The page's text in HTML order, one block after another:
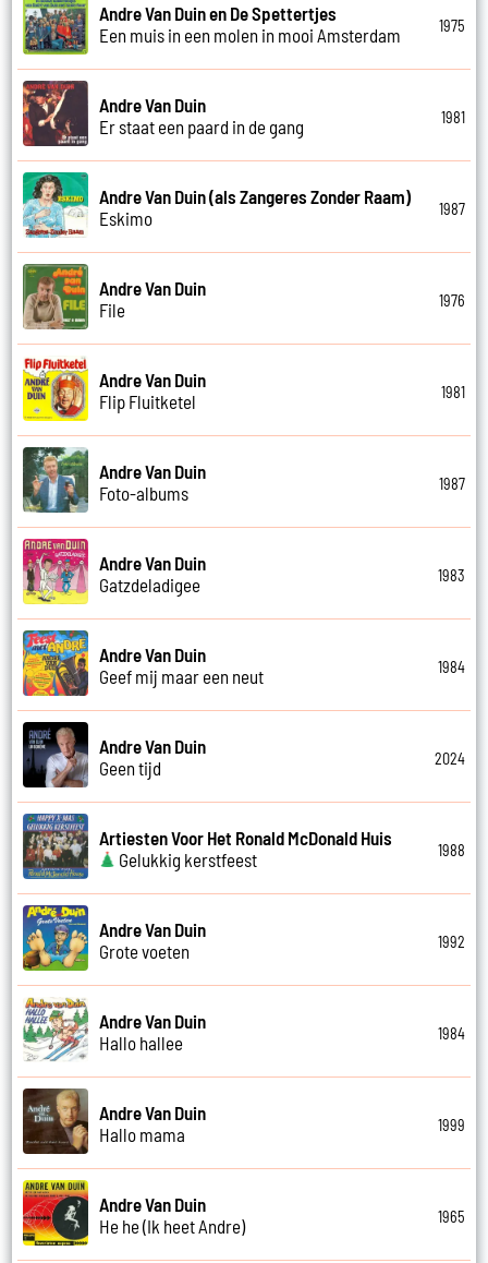
Andre Van Duin en De Spettertjes
Een muis in een molen in mooi Amsterdam
1975
Andre Van Duin
Er staat een paard in de gang
1981
Andre Van Duin (als Zangeres Zonder Raam)
Eskimo
1987
Andre Van Duin
File
1976
Andre Van Duin
Flip Fluitketel
1981
Andre Van Duin
Foto-albums
1987
Andre Van Duin
Gatzdeladigee
1983
Andre Van Duin
Geef mij maar een neut
1984
Andre Van Duin
Geen tijd
2024
Artiesten Voor Het Ronald McDonald Huis
Gelukkig kerstfeest
1988
Andre Van Duin
Grote voeten
1992
Andre Van Duin
Hallo hallee
1984
Andre Van Duin
Hallo mama
1999
Andre Van Duin
He he (Ik heet Andre)
1965